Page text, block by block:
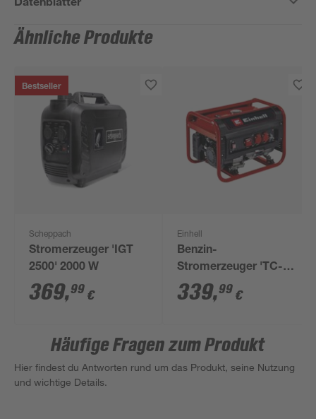
Ähnliche Produkte
Bestseller
Scheppach
Stromerzeuger 'IGT
2500' 2000 W
369,99 €
Einhell
Benzin-
Stromerzeuger 'TC-
PG 25/1/E5' 2100 W
339,99 €
Häufige Fragen zum Produkt
Hier findest du Antworten rund um das Produkt, seine Nutzung
und wichtige Details.